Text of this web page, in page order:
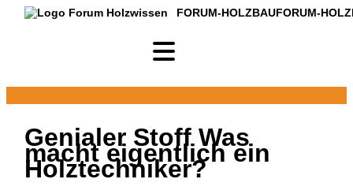
FORUM-HOLZBAUFORUM-
Genialer StoffWas
macht eigentlich ein
Holztechniker?